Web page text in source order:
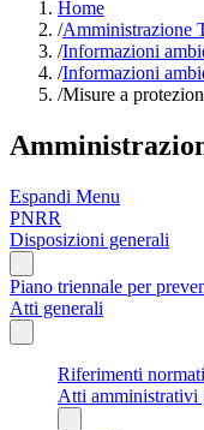
Home
/Amministrazione
/Informazioni
/Informazioni
/Misure a
Espandi Menu
PNRR
Disposizioni generali
Piano triennale per
Atti generali
Riferimenti
Atti amministrativi